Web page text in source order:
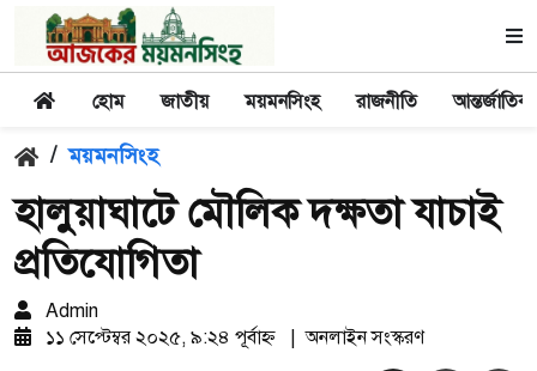
হোম জাতীয় ময়মনসিংহ রাজনীতি আন্তর্জাতিক
/ ময়মনসিংহ
হালুয়াঘাটে মৌলিক দক্ষতা যাচাই
প্রতিযোগিতা
Admin
১১ সেপ্টেম্বর ২০২৫, ৯:২৪ পূর্বাহ্ন
অনলাইন সংস্করণ